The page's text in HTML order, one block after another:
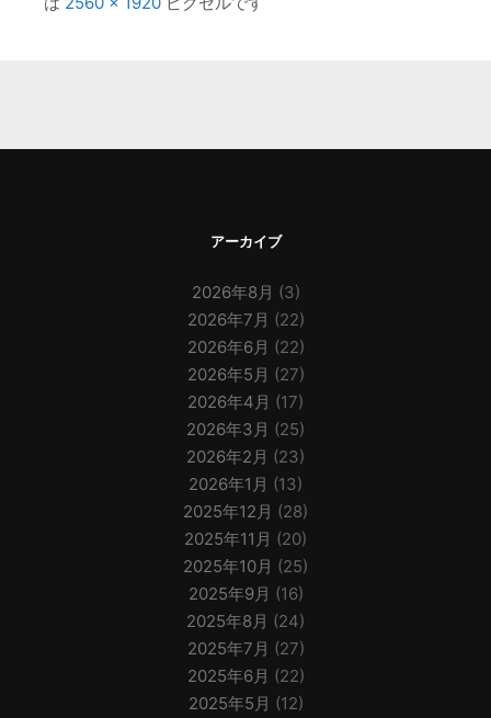
アーカイブ
2026年8月 (3)
2026年7月 (22)
2026年6月 (22)
2026年5月 (27)
2026年4月 (17)
2026年3月 (25)
2026年2月 (23)
2026年1月 (13)
2025年12月 (28)
2025年11月 (20)
2025年10月 (25)
2025年9月 (16)
2025年8月 (24)
2025年7月 (27)
2025年6月 (22)
2025年5月 (12)